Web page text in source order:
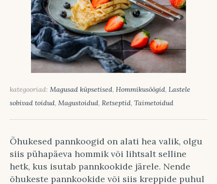
kategooriad: Magusad küpsetised, Hommikusöögid, Lastele
sobivad toidud, Magustoidud, Retseptid, Taimetoidud
Õhukesed pannkoogid on alati hea valik, olgu
siis pühapäeva hommik või lihtsalt selline
hetk, kus isutab pannkookide järele. Nende
õhukeste pannkookide või siis kreppide puhul